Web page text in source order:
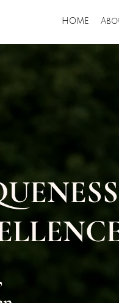
HOME